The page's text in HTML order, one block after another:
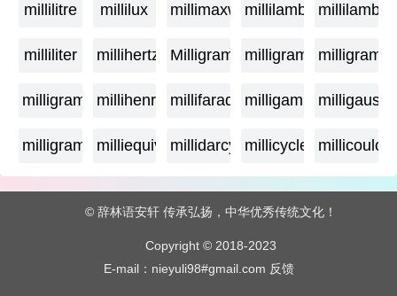
millilitre millilux millimaxwellmillilambda
milliliter millihertz Milligramagemilligrame
milligrammemillihenry millifarad milligammamilligauss
milligram milliequivalentmillidarcy millicycle
© 辞林语安轩 传承弘扬，中华优秀传统文化！
Copyright © 2018-2023
E-mail：nieyuli98#gmail.com 反馈